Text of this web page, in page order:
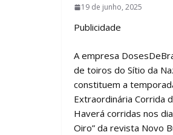
19 de junho, 2025
Publicidade
A empresa
de toiros do Sítio da
constituem a
Extraordinária Corrida
Haverá corridas nos
Oiro” da revista Novo